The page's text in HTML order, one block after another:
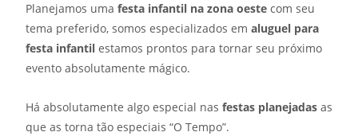
Planejamos uma festa infantil na zona oeste com seu
tema preferido, somos especializados em aluguel para
festa infantil estamos prontos para tornar seu próximo
evento absolutamente mágico.
Há absolutamente algo especial nas festas planejadas as
que as torna tão especiais “O Tempo”.